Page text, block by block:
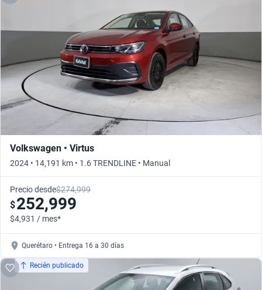
Volkswagen • Virtus
2024 • 14,191 km • 1.6 TRENDLINE • Manual
Precio desde$274,999
$252,999
$4,931 / mes*
Querétaro • Entrega 16 a 30 días
Recién publicado